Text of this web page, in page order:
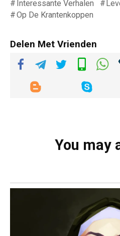
Interessante Verhalen
Op De Krantenkoppen
Delen Met Vrienden
You may